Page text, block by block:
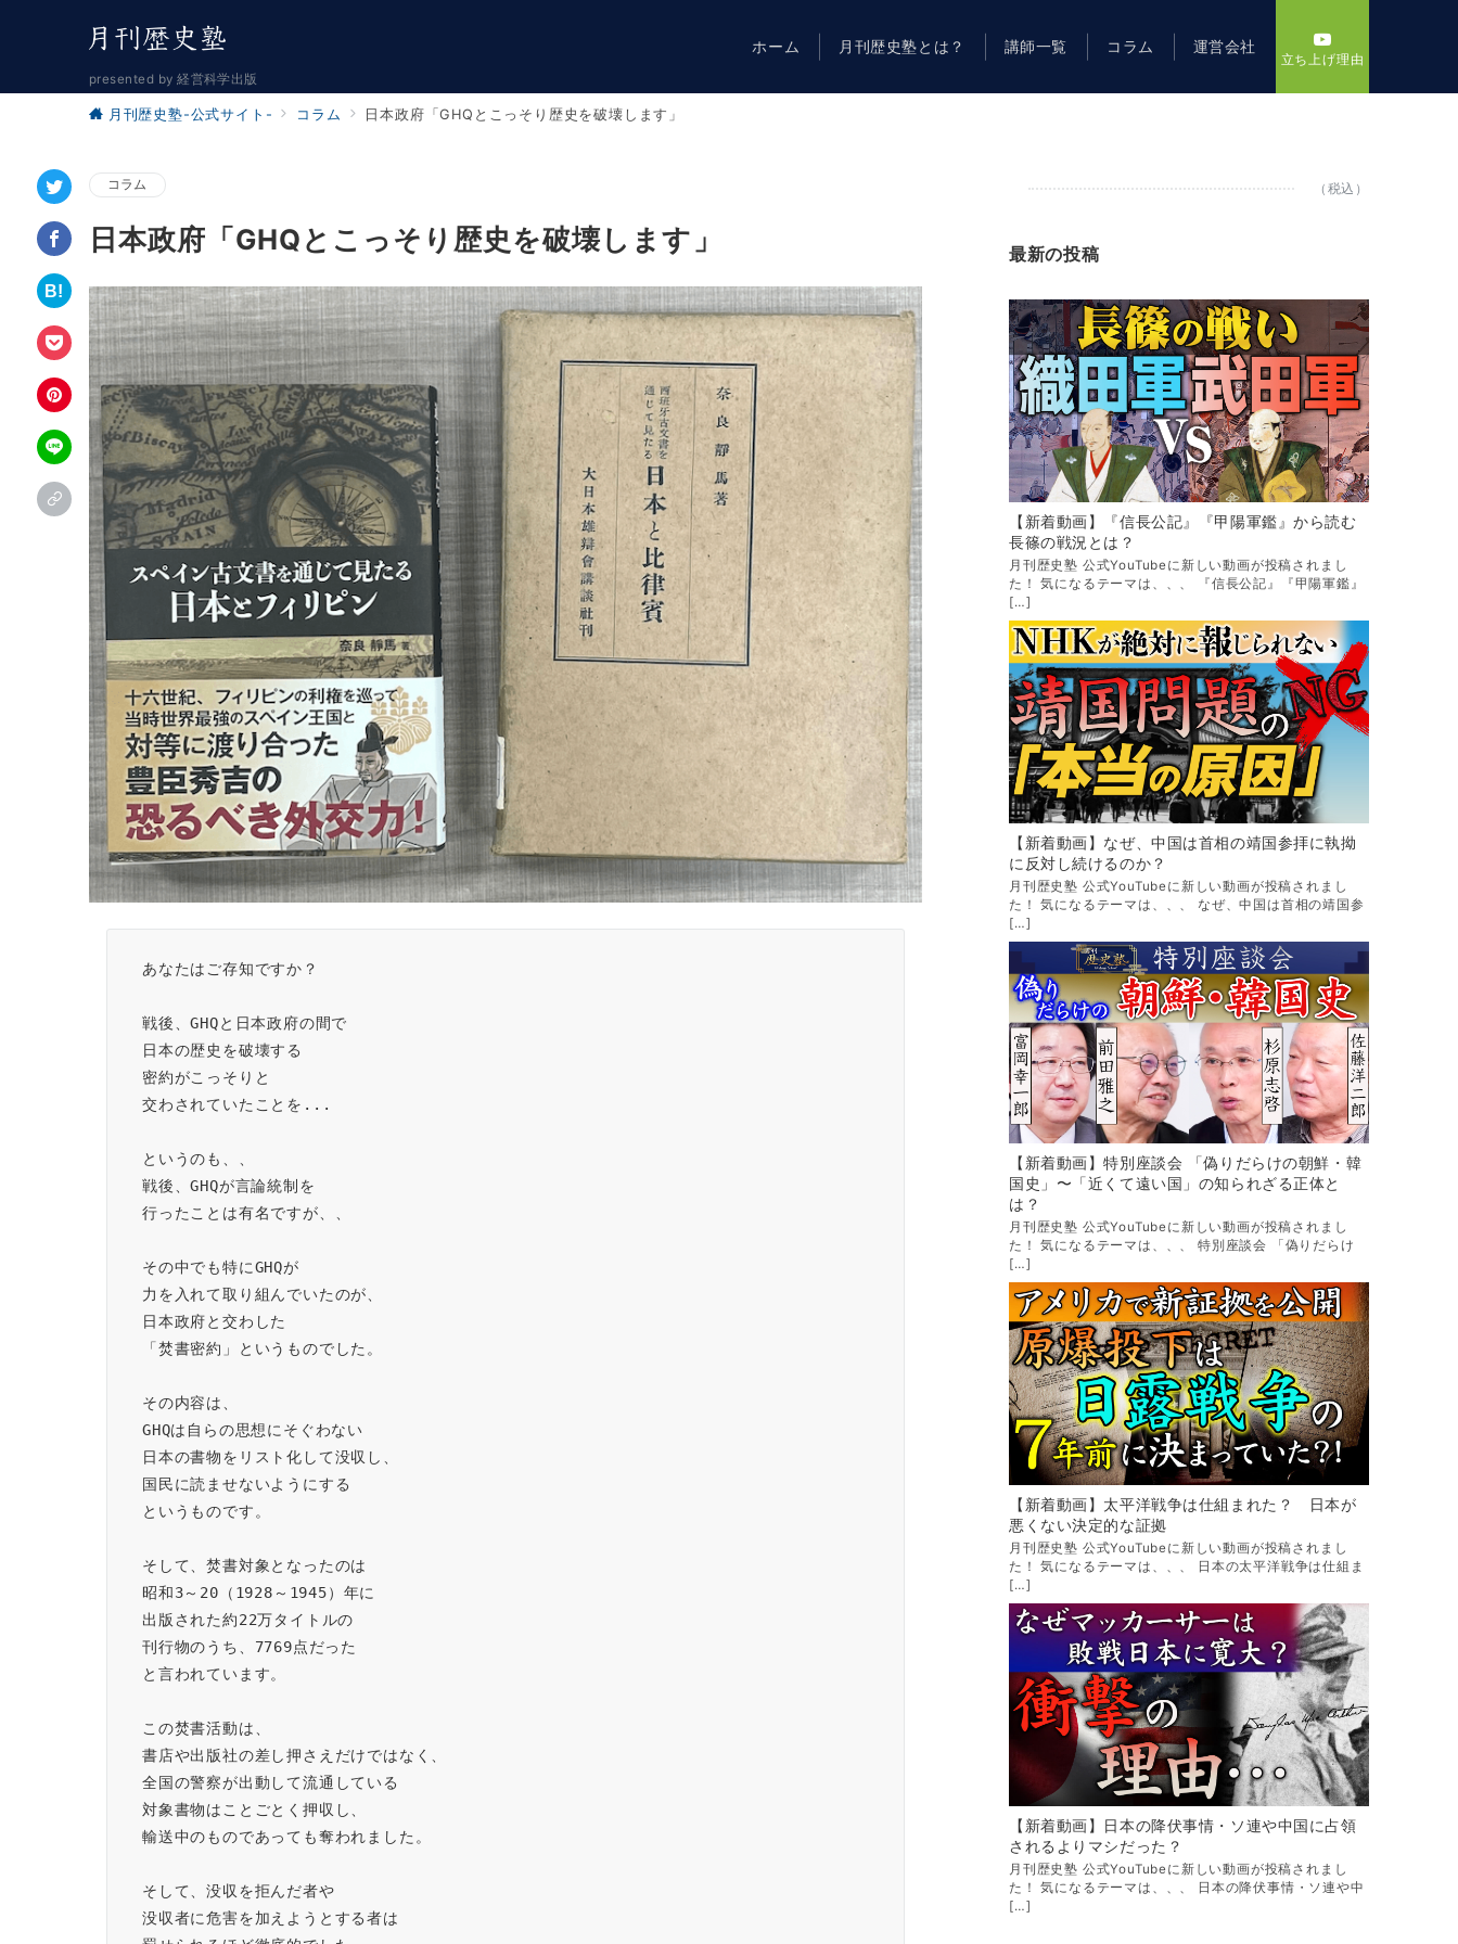
presented by 経営科学出版
ホーム 月刊歴史塾とは？ 講師一覧 コラム 運営会社
立ち上げ理由
月刊歴史塾-公式サイト- コラム 日本政府「GHQとこっそり歴史を破壊します」
コラム
日本政府「GHQとこっそり歴史を破壊します」
あなたはご存知ですか？
戦後、GHQと日本政府の間で
日本の歴史を破壊する
密約がこっそりと
交わされていたことを...
というのも、、
戦後、GHQが言論統制を
行ったことは有名ですが、、
その中でも特にGHQが
力を入れて取り組んでいたのが、
日本政府と交わした
「焚書密約」というものでした。
その内容は、
GHQは自らの思想にそぐわない
日本の書物をリスト化して没収し、
国民に読ませないようにする
というものです。
そして、焚書対象となったのは
昭和3～20（1928～1945）年に
出版された約22万タイトルの
刊行物のうち、7769点だった
と言われています。
この焚書活動は、
書店や出版社の差し押さえだけではなく、
全国の警察が出動して流通している
対象書物はことごとく押収し、
輸送中のものであっても奪われました。
そして、没収を拒んだ者や
没収者に危害を加えようとする者は
（税込）
最新の投稿
【新着動画】『信長公記』『甲陽軍鑑』から読む
長篠の戦況とは？
月刊歴史塾 公式YouTubeに新しい動画が投稿されまし
た！ 気になるテーマは、、、 『信長公記』『甲陽軍鑑』
[…]
【新着動画】なぜ、中国は首相の靖国参拝に執拗
に反対し続けるのか？
月刊歴史塾 公式YouTubeに新しい動画が投稿されまし
た！ 気になるテーマは、、、 なぜ、中国は首相の靖国参
[…]
【新着動画】特別座談会 「偽りだらけの朝鮮・韓
国史」〜「近くて遠い国」の知られざる正体と
は？
月刊歴史塾 公式YouTubeに新しい動画が投稿されまし
た！ 気になるテーマは、、、 特別座談会 「偽りだらけ
[…]
【新着動画】太平洋戦争は仕組まれた？ 日本が
悪くない決定的な証拠
月刊歴史塾 公式YouTubeに新しい動画が投稿されまし
た！ 気になるテーマは、、、 日本の太平洋戦争は仕組ま
[…]
【新着動画】日本の降伏事情・ソ連や中国に占領
されるよりマシだった？
月刊歴史塾 公式YouTubeに新しい動画が投稿されまし
た！ 気になるテーマは、、、 日本の降伏事情・ソ連や中
[…]